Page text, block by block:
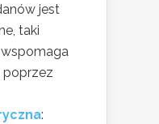
jest
taki
poprzez
: